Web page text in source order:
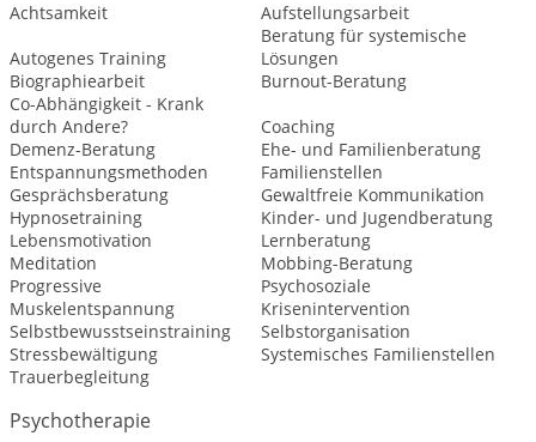
Achtsamkeit
Aufstellungsarbeit
Autogenes Training
Beratung für systemische
Lösungen
Biographiearbeit
Burnout-Beratung
Co-Abhängigkeit - Krank
durch Andere?
Coaching
Demenz-Beratung
Ehe- und Familienberatung
Entspannungsmethoden
Familienstellen
Gesprächsberatung
Gewaltfreie Kommunikation
Hypnosetraining
Kinder- und Jugendberatung
Lebensmotivation
Lernberatung
Meditation
Mobbing-Beratung
Progressive
Muskelentspannung
Psychosoziale
Krisenintervention
Selbstbewusstseinstraining
Selbstorganisation
Stressbewältigung
Systemisches Familienstellen
Trauerbegleitung
Psychotherapie